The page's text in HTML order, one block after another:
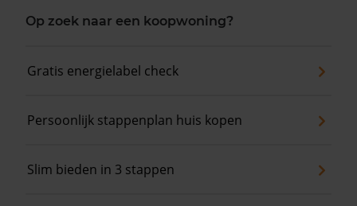
Op zoek naar een koopwoning?
Gratis energielabel check
Persoonlijk stappenplan huis kopen
Slim bieden in 3 stappen